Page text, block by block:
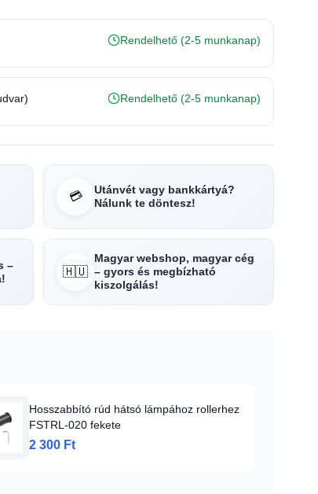
Rendelhető (2-5 munkanap)
Rendelhető (2-5 munkanap)
💳
Utánvét vagy bankkártyá?
Nálunk te döntesz!
–
🇭🇺
Magyar webshop, magyar cég
– gyors és megbízható
kiszolgálás!
Hosszabbító rúd hátsó lámpához rollerhez
FSTRL-020 fekete
2 300 Ft